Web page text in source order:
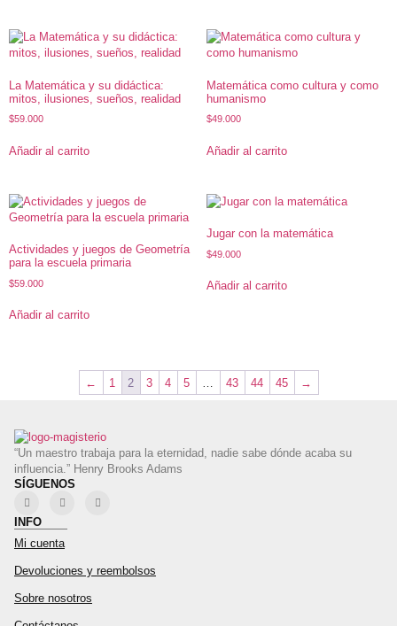
La Matemática y su didáctica:
mitos, ilusiones, sueños, realidad
$59.000
Añadir al carrito
Matemática como cultura y como
humanismo
$49.000
Añadir al carrito
Actividades y juegos de Geometría
para la escuela primaria
$59.000
Añadir al carrito
Jugar con la matemática
$49.000
Añadir al carrito
← 1 2 3 4 5 43 44 45 →
“Un maestro trabaja para la eternidad, nadie sabe dónde acaba su
influencia.” Henry Brooks Adams
SÍGUENOS
INFO
Mi cuenta
Devoluciones y reembolsos
Sobre nosotros